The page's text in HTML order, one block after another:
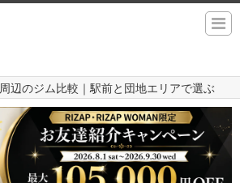
辺のジム比較｜駅前と団地エリアで選ぶ